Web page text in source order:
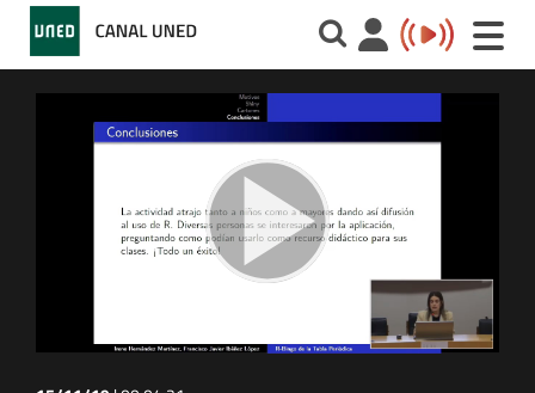
Toggle